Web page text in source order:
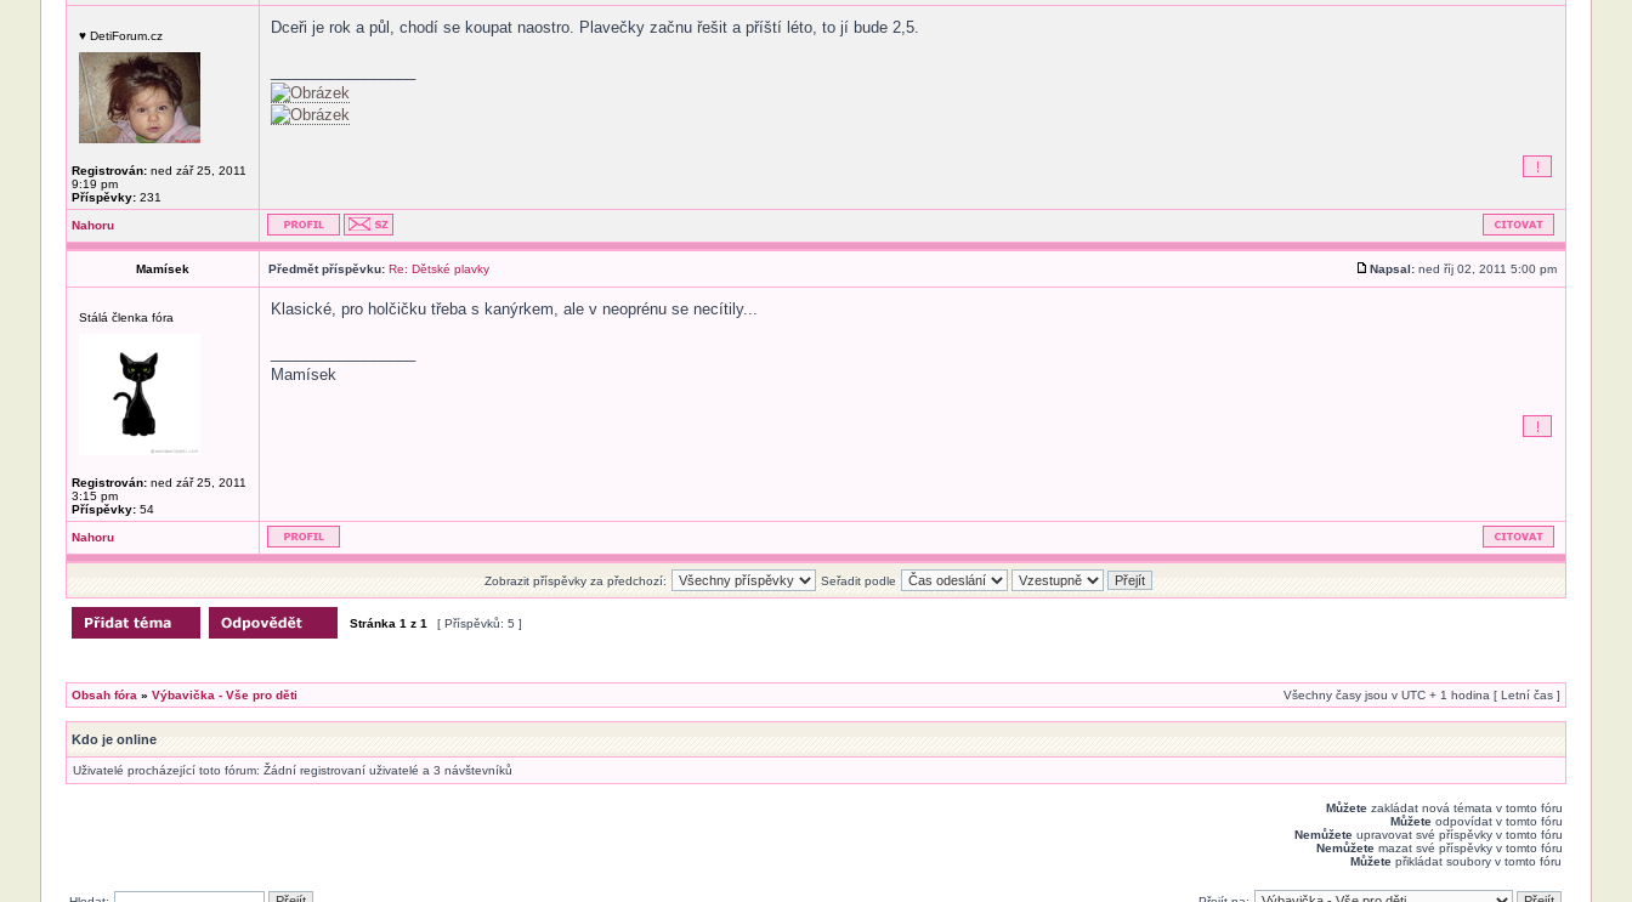
♥ DetiForum.cz
Registrován:ned zář 25, 2011
9:19 pm
Příspěvky:231
Dceři je rok a půl, chodí se koupat naostro. Plavečky začnu řešit a příští léto, to jí bude 2,5.
Nahoru
Mamísek Předmět příspěvku: Re: Dětské plavky Napsal:ned říj 02, 2011 5:00 pm
Stálá členka fóra
Registrován:ned zář 25, 2011
3:15 pm
Příspěvky:54
Klasické, pro holčičku třeba s kanýrkem, ale v neoprénu se necítily...
Mamísek
Nahoru
Zobrazit příspěvky za předchozí: Seřadit podle
Stránka 1 z 1 [ Příspěvků: 5 ]
Obsah fóra » Výbavička - Vše pro děti Všechny časy jsou v UTC + 1 hodina [ Letní čas ]
Kdo je online
Uživatelé procházející toto fórum: Žádní registrovaní uživatelé a 3 návštevníků
Můžetezakládat nová témata v tomto fóru
Můžeteodpovídat v tomto fóru
Nemůžeteupravovat své příspěvky v tomto fóru
Nemůžetemazat své příspěvky v tomto fóru
Můžetepřikládat soubory v tomto fóru